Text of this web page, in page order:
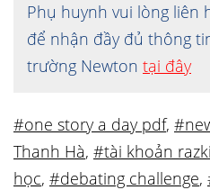
Phụ huynh vui lòng liên
để nhận đầy đủ thông
trường Newton tại đây
#one story a day pdf,
Thanh Hà, #tài khoản
học, #debating challenge,